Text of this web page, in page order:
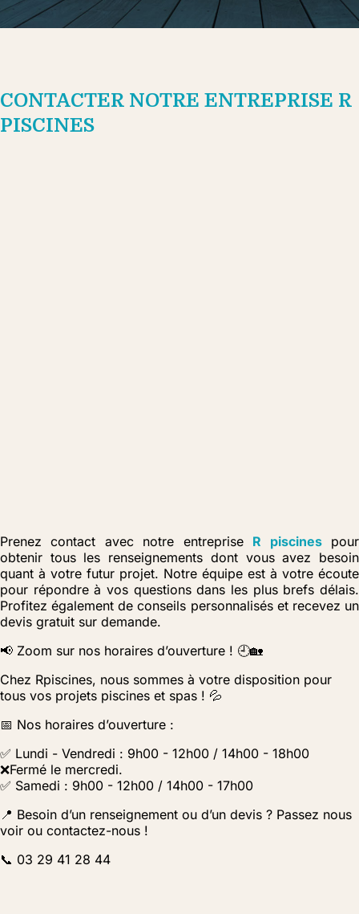
CONTACTER NOTRE ENTREPRISE R
PISCINES
Prenez contact avec notre entreprise R piscinespour
obtenir tous les renseignements dont vous avez besoin
quant à votre futur projet. Notre équipe est à votre écoute
pour répondre à vos questions dans les plus brefs délais.
Profitez également de conseils personnalisés et recevez un
devis gratuit sur demande.
📢 Zoom sur nos horaires d’ouverture ! 🕘🏡
Chez Rpiscines, nous sommes à votre disposition pour
tous vos projets piscines et spas ! 💦
📅 Nos horaires d’ouverture :
✅ Lundi - Vendredi : 9h00 - 12h00 / 14h00 - 18h00
❌Fermé le mercredi.
✅ Samedi : 9h00 - 12h00 / 14h00 - 17h00
📍 Besoin d’un renseignement ou d’un devis ? Passez nous
voir ou contactez-nous !
📞 03 29 41 28 44